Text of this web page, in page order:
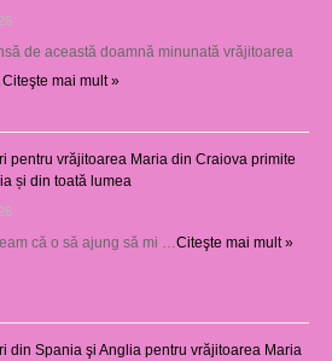
de această doamnă minunată vrăjitoarea
Citeşte mai mult »
pentru vrăjitoarea Maria din Craiova primite
și din toată lumea
că o să ajung să mi … Citeşte mai mult »
din Spania şi Anglia pentru vrăjitoarea Maria